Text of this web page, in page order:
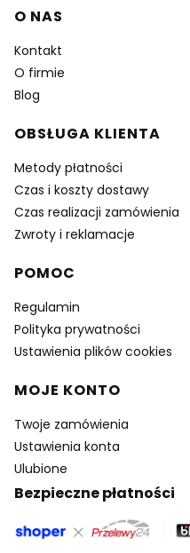
Linki w stopce
O NAS
Kontakt
O firmie
Blog
OBSŁUGA KLIENTA
Metody płatności
Czas i koszty dostawy
Czas realizacji zamówienia
Zwroty i reklamacje
POMOC
Regulamin
Polityka prywatności
Ustawienia plików cookies
MOJE KONTO
Twoje zamówienia
Ustawienia konta
Ulubione
Bezpieczne płatności